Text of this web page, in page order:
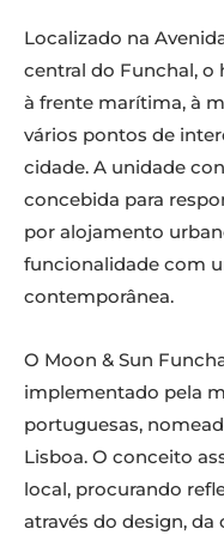
Localizado na
central do Funchal,
à frente marítima, à
vários pontos de
cidade. A unidade
concebida para
por alojamento
funcionalidade com
contemporânea.
O Moon & Sun
implementado pela
portuguesas,
Lisboa. O conceito
local, procurando
através do design, da